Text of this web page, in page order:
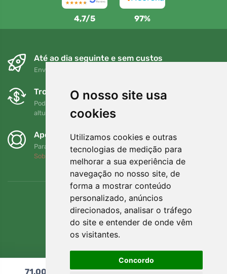
O nosso site usa
cookies
Utilizamos cookies e outras
tecnologias de medição para
melhorar a sua experiência de
navegação no nosso site, de
forma a mostrar conteúdo
personalizado, anúncios
direcionados, analisar o tráfego
do site e entender de onde vêm
os visitantes.
Concordo
4,7/5 97%
Até ao dia seguinte e sem custos
Envio gratuito para encomendas superiores a 80 EUR
Trocas e devoluções gratuitas
Pode devolver ou trocar a sua encomenda em qualquer
altura no prazo de 90 dias
Apoiamos a Trees.org
Para cada encomenda plantamos uma árvore! Leia mais
Sobre nós
71,00 Adicionar ao carrinho